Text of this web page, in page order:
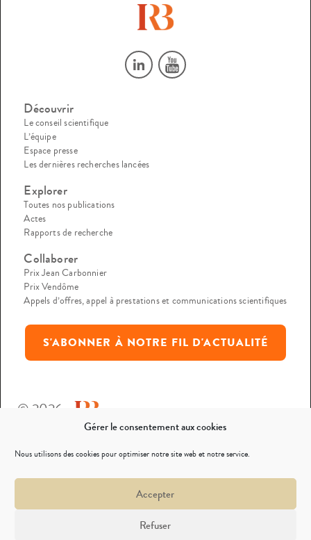
Gérer le consentement aux cookies
Nous utilisons des cookies pour optimiser notre site web et notre service.
Accepter
Refuser
Découvrir
Le conseil scientifique
L’équipe
Espace presse
Les dernières recherches lancées
Explorer
Toutes nos publications
Actes
Rapports de recherche
Collaborer
Prix Jean Carbonnier
Prix Vendôme
Appels d’offres, appel à prestations et communications scientifiques
S'ABONNER À NOTRE FIL D'ACTUALITÉ
© 2026